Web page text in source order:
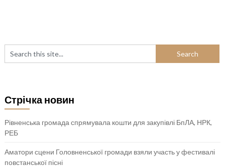
Стрічка новин
Рівненська громада спрямувала кошти для закупівлі БпЛА, НРК,
РЕБ
Аматори сцени Головненської громади взяли участь у фестивалі
повстанської пісні